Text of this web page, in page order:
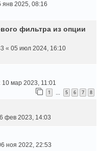
янв 2025, 08:16
фильтра из опции
« 05 июл 2024, 16:10
10 мар 2023, 11:01
1 5 6 7 8
фев 2023, 14:03
ноя 2022, 22:53